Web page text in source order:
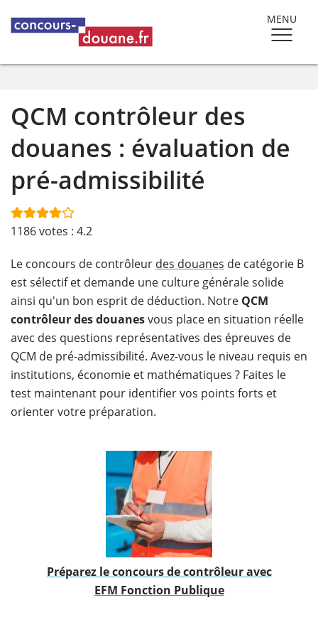
MENU
QCM contrôleur des
douanes : évaluation de
pré-admissibilité
1186votes : 4.2
Le concours de contrôleur des douanes de catégorie B
est sélectif et demande une culture générale solide
ainsi qu'un bon esprit de déduction. Notre QCM
contrôleur des douanesvous place en situation réelle
avec des questions représentatives des épreuves de
QCM de pré-admissibilité. Avez-vous le niveau requis en
institutions, économie et mathématiques ? Faites le
test maintenant pour identifier vos points forts et
orienter votre préparation.
​Préparez le concours de contrôleur avec
EFM Fonction Publique